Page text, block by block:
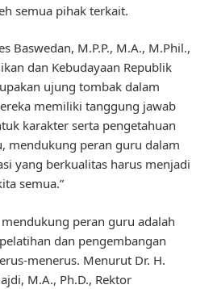
semua pihak terkait.
Baswedan, M.P.P., M.A., M.Phil.,
dan Kebudayaan Republik
ujung tombak dalam
memiliki tanggung jawab
karakter serta pengetahuan
mendukung peran guru dalam
yang berkualitas harus menjadi
semua.”
peran guru adalah
dan pengembangan
menerus. Menurut Dr. H.
M.A., Ph.D., Rektor